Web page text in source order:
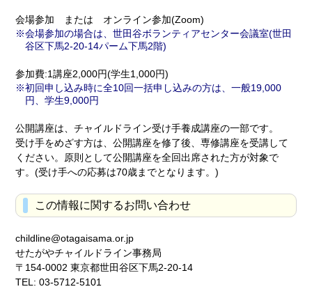
会場参加 または オンライン参加(Zoom)
会場参加の場合は、世田谷ボランティアセンター会議室(世田
谷区下馬2-20-14パーム下馬2階)
参加費:1講座2,000円(学生1,000円)
初回申し込み時に全10回一括申し込みの方は、一般19,000
円、学生9,000円
公開講座は、チャイルドライン受け手養成講座の一部です。
受け手をめざす方は、公開講座を修了後、専修講座を受講して
ください。原則として公開講座を全回出席された方が対象で
す。(受け手への応募は70歳までとなります。)
この情報に関するお問い合わせ
childline@otagaisama.or.jp
せたがやチャイルドライン事務局
〒154-0002 東京都世田谷区下馬2-20-14
TEL: 03-5712-5101